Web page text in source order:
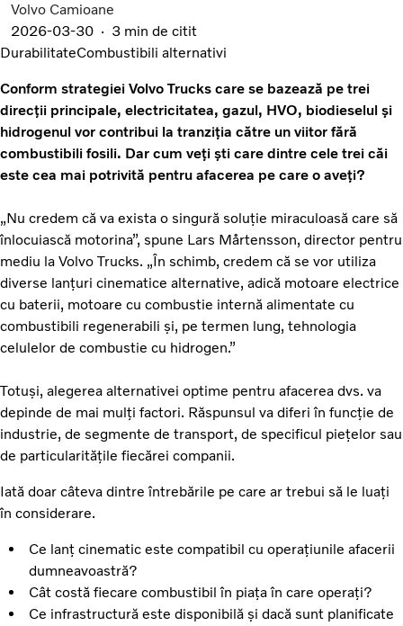
Volvo Camioane
2026-03-30
3 min de citit
DurabilitateCombustibili alternativi
Conform strategiei Volvo Trucks care se bazează pe trei
direcții principale, electricitatea, gazul, HVO, biodieselul și
hidrogenul vor contribui la tranziția către un viitor fără
combustibili fosili. Dar cum veți ști care dintre cele trei căi
este cea mai potrivită pentru afacerea pe care o aveți?
„Nu credem că va exista o singură soluție miraculoasă care să
înlocuiască motorina”, spune Lars Mårtensson, director pentru
mediu la Volvo Trucks. „În schimb, credem că se vor utiliza
diverse lanțuri cinematice alternative, adică motoare electrice
cu baterii, motoare cu combustie internă alimentate cu
combustibili regenerabili și, pe termen lung, tehnologia
celulelor de combustie cu hidrogen.”
Totuși, alegerea alternativei optime pentru afacerea dvs. va
depinde de mai mulți factori. Răspunsul va diferi în funcție de
industrie, de segmente de transport, de specificul piețelor sau
de particularitățile fiecărei companii.
Iată doar câteva dintre întrebările pe care ar trebui să le luați
în considerare.
Ce lanț cinematic este compatibil cu operațiunile afacerii
dumneavoastră?
Cât costă fiecare combustibil în piața în care operați?
Ce infrastructură este disponibilă și dacă sunt planificate